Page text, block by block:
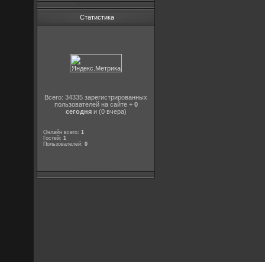
Статистика
Всего: 34335 зарегистрированных
пользователей на сайте + 0
сегодняи (0 вчера)
Онлайн всего:1
Гостей:1
Пользователей:0